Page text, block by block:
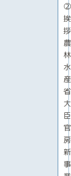
②
挨
農
林
水
産
大
臣
官
新
事